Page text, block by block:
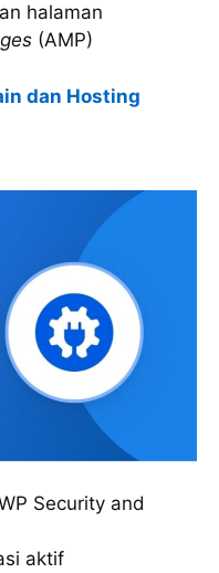
halaman
(AMP)
dan Hosting
Security and
aktif